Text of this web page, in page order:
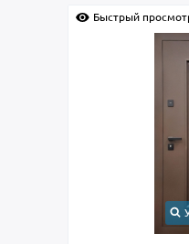
Быстрый просмотр
Увеличить